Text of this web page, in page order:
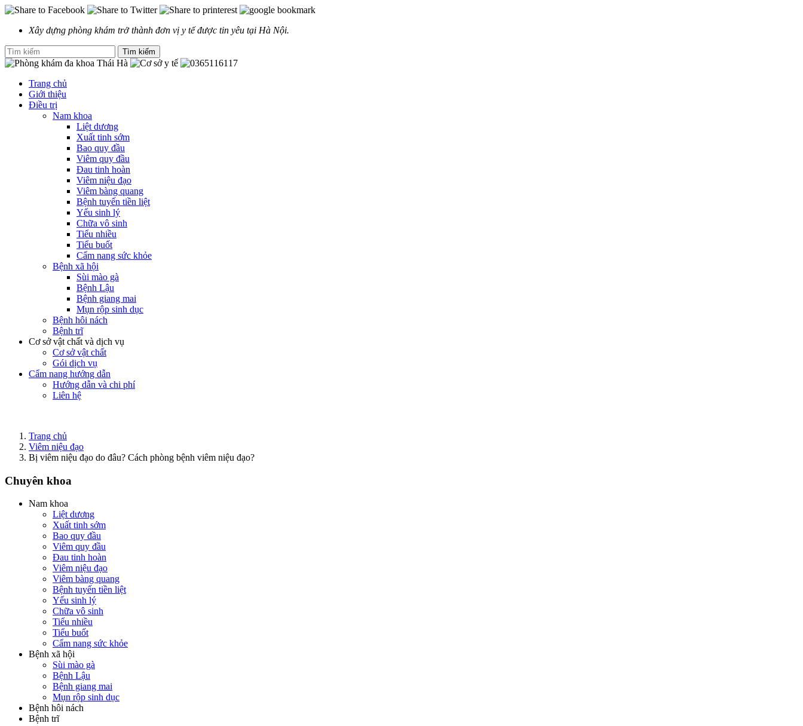
Xây dựng phòng khám trở thành đơn vị y tế được tin yêu tại Hà Nội.
Trang chủ
Giới thiệu
Điều trị
Nam khoa
Liệt dương
Xuất tinh sớm
Bao quy đầu
Viêm quy đầu
Đau tinh hoàn
Viêm niệu đạo
Viêm bàng quang
Bệnh tuyến tiền liệt
Yếu sinh lý
Chữa vô sinh
Tiểu nhiều
Tiểu buốt
Cẩm nang sức khỏe
Bệnh xã hội
Sùi mào gà
Bệnh Lậu
Bệnh giang mai
Mụn rộp sinh dục
Bệnh hôi nách
Bệnh trĩ
Cơ sở vật chất và dịch vụ
Cơ sở vật chất
Gói dịch vụ
Cẩm nang hướng dẫn
Hướng dẫn và chi phí
Liên hệ
Trang chủ
Viêm niệu đạo
Bị viêm niệu đạo do đâu? Cách phòng bệnh viêm niệu đạo?
Chuyên khoa
Nam khoa
Liệt dương
Xuất tinh sớm
Bao quy đầu
Viêm quy đầu
Đau tinh hoàn
Viêm niệu đạo
Viêm bàng quang
Bệnh tuyến tiền liệt
Yếu sinh lý
Chữa vô sinh
Tiểu nhiều
Tiểu buốt
Cẩm nang sức khỏe
Bệnh xã hội
Sùi mào gà
Bệnh Lậu
Bệnh giang mai
Mụn rộp sinh dục
Bệnh hôi nách
Bệnh trĩ